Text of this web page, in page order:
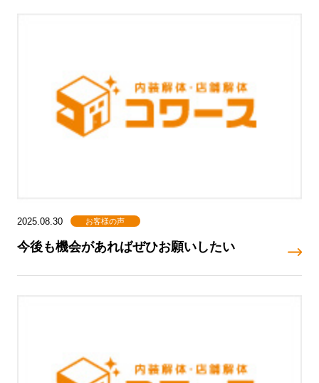
2025.08.30 お客様の声
今後も機会があればぜひお願いしたい